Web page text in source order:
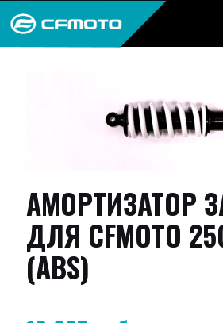
АМОРТИЗАТОР
ДЛЯ CFMOTO
(ABS)